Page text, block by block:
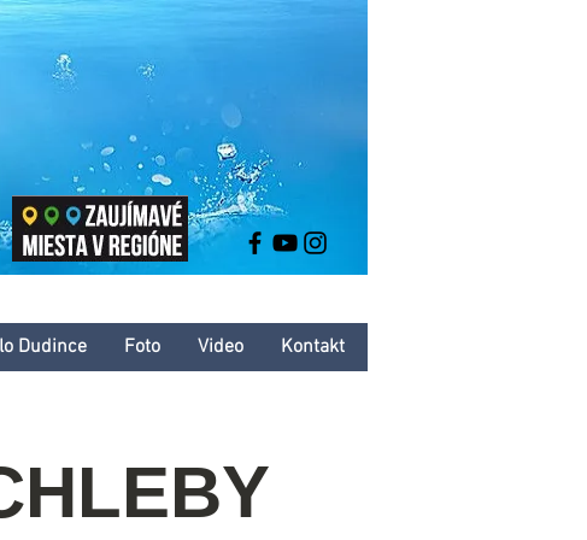
Dudince Foto Video Kontakt